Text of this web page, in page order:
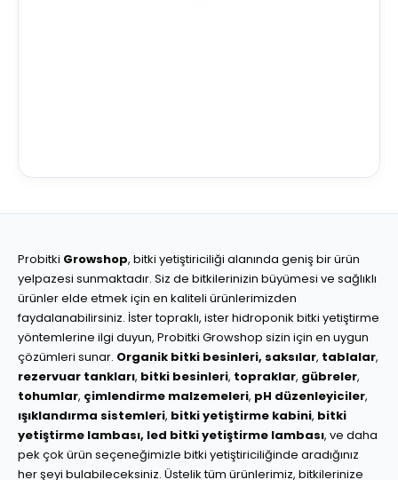
Probitki Growshop, bitki yetiştiriciliği alanında geniş bir ürün
yelpazesi sunmaktadır. Siz de bitkilerinizin büyümesi ve sağlıklı
ürünler elde etmek için en kaliteli ürünlerimizden
faydalanabilirsiniz. İster topraklı, ister hidroponik bitki yetiştirme
yöntemlerine ilgi duyun, Probitki Growshop sizin için en uygun
çözümleri sunar. Organik bitki besinleri, saksılar, tablalar,
rezervuar tankları, bitki besinleri, topraklar, gübreler,
tohumlar, çimlendirme malzemeleri, pH düzenleyiciler,
ışıklandırma sistemleri, bitki yetiştirme kabini, bitki
yetiştirme lambası, led bitki yetiştirme lambası, ve daha
pek çok ürün seçeneğimizle bitki yetiştiriciliğinde aradığınız
her şeyi bulabileceksiniz. Üstelik tüm ürünlerimiz, bitkilerinize